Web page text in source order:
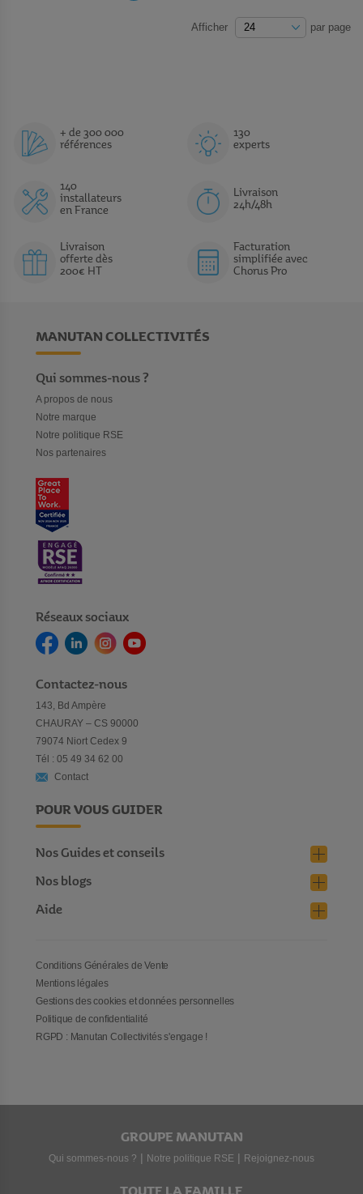
Afficher par page
+ de 300 000
références
130
experts
140
installateurs
en France
Livraison
24h/48h
Livraison
offerte dès
200€ HT
Facturation
simplifiée avec
Chorus Pro
MANUTAN COLLECTIVITÉS
Qui sommes-nous ?
A propos de nous
Notre marque
Notre politique RSE
Nos partenaires
Réseaux sociaux
Contactez-nous
143, Bd Ampère
CHAURAY – CS 90000
79074 Niort Cedex 9
Tél : 05 49 34 62 00
Contact
POUR VOUS GUIDER
Nos Guides et conseils
Nos blogs
Aide
Conditions Générales de Vente
Mentions légales
Gestions des cookies et données personnelles
Politique de confidentialité
RGPD : Manutan Collectivités s'engage !
GROUPE MANUTAN
Qui sommes-nous ? | Notre politique RSE | Rejoignez-nous